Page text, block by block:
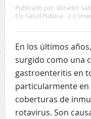
Publicado por: Mirador
En: Salud Pública
2
En los últimos
surgido como una
gastroenteritis en
particularmente en
coberturas de
rotavirus. Son